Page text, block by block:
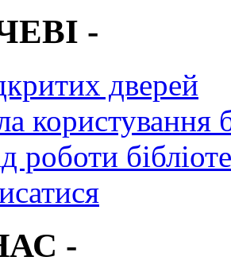
-
дверей
користування
роботи
-